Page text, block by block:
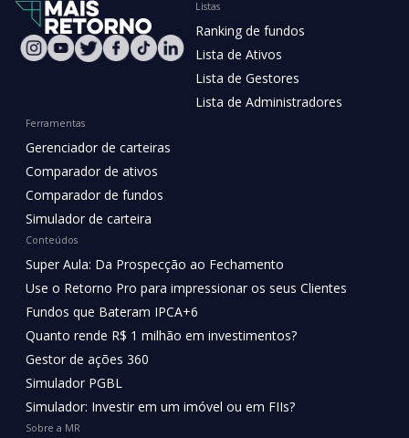
Listas
Ranking de fundos
Lista de Ativos
Lista de Gestores
Lista de Administradores
Ferramentas
Gerenciador de carteiras
Comparador de ativos
Comparador de fundos
Simulador de carteira
Conteúdos
Super Aula: Da Prospecção ao Fechamento
Use o Retorno Pro para impressionar os seus Clientes
Fundos que Bateram IPCA+6
Quanto rende R$ 1 milhão em investimentos?
Gestor de ações 360
Simulador PGBL
Simulador: Investir em um imóvel ou em FIIs?
Sobre a MR